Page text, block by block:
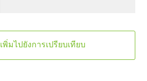
เพิ่มไปยังการเปรียบเทียบ